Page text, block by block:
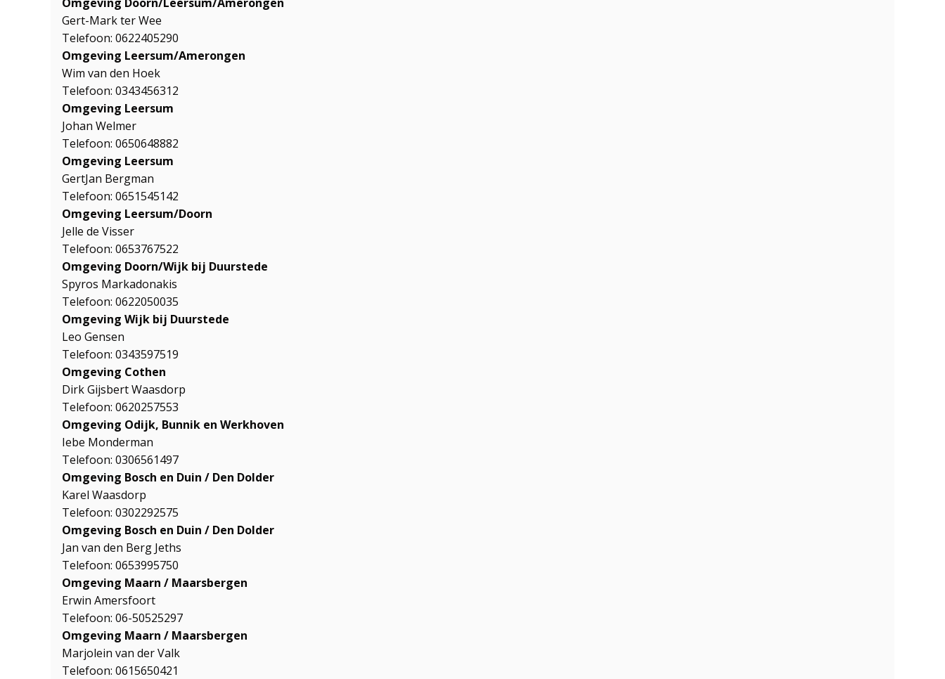
Gert-Mark ter Wee
Telefoon: 0622405290
Omgeving Leersum/Amerongen
Wim van den Hoek
Telefoon: 0343456312
Omgeving Leersum
Johan Welmer
Telefoon: 0650648882
Omgeving Leersum
GertJan Bergman
Telefoon: 0651545142
Omgeving Leersum/Doorn
Jelle de Visser
Telefoon: 0653767522
Omgeving Doorn/Wijk bij Duurstede
Spyros Markadonakis
Telefoon: 0622050035
Omgeving Wijk bij Duurstede
Leo Gensen
Telefoon: 0343597519
Omgeving Cothen
Dirk Gijsbert Waasdorp
Telefoon: 0620257553
Omgeving Odijk, Bunnik en Werkhoven
Iebe Monderman
Telefoon: 0306561497
Omgeving Bosch en Duin / Den Dolder
Karel Waasdorp
Telefoon: 0302292575
Omgeving Bosch en Duin / Den Dolder
Jan van den Berg Jeths
Telefoon: 0653995750
Omgeving Maarn / Maarsbergen
Erwin Amersfoort
Telefoon: 06-50525297
Omgeving Maarn / Maarsbergen
Marjolein van der Valk
Telefoon: 0615650421